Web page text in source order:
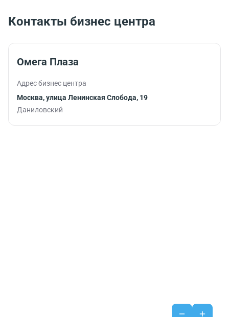
комфортной
продуктивно
Контакты бизнес центра
Омега Плаза
Адрес бизнес центра
Москва, улица Ленинская Слобода, 19
Даниловский